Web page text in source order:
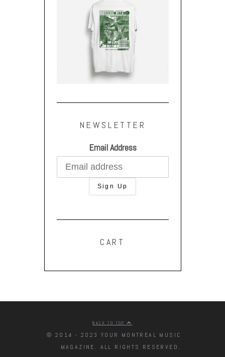
NEWSLETTER
Email Address
CART
BACK TO TOP
© 2014 - 2023 YOUR MONTREAL MUSIC
MAGAZINE. ALL RIGHTS RESERVED.